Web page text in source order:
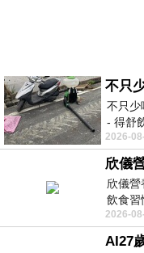
不只少
- 得舒
https://
posts/
2026-
欣儀
飲食習
https://
2026-